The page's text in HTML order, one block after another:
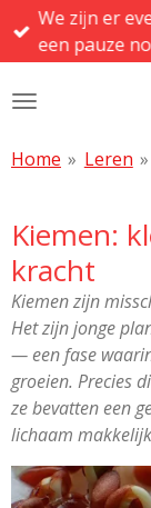
Ga
direct
de
We zijn er
een pauze
Home » Leren »
Kiemen:
kracht
Kiemen zijn
Het zijn jonge
— een fase
groeien. Precies
ze bevatten een
lichaam